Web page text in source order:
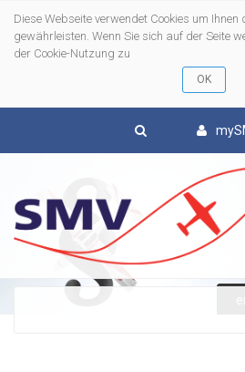
Diese Webseite verwendet Cookies um
gewährleisten. Wenn Sie sich auf der Seite
der Cookie-Nutzung zu